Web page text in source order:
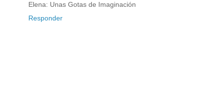
Elena: Unas Gotas de Imaginación
Responder